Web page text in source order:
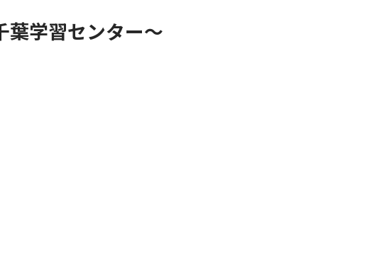
学習センター～